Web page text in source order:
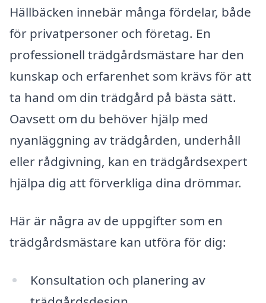
Hällbäcken innebär många fördelar, både
för privatpersoner och företag. En
professionell trädgårdsmästare har den
kunskap och erfarenhet som krävs för att
ta hand om din trädgård på bästa sätt.
Oavsett om du behöver hjälp med
nyanläggning av trädgården, underhåll
eller rådgivning, kan en trädgårdsexpert
hjälpa dig att förverkliga dina drömmar.
Här är några av de uppgifter som en
trädgårdsmästare kan utföra för dig:
Konsultation och planering av